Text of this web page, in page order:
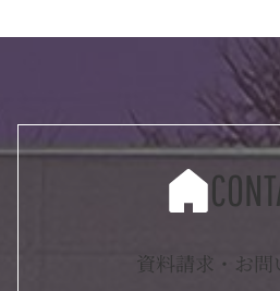
資料請求・お問